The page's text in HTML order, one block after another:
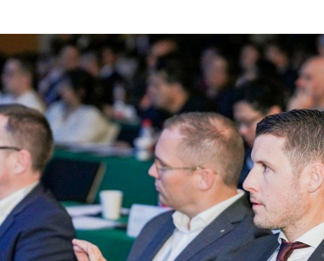
Даю согласие насбор и обработку данных
Отправить заявку